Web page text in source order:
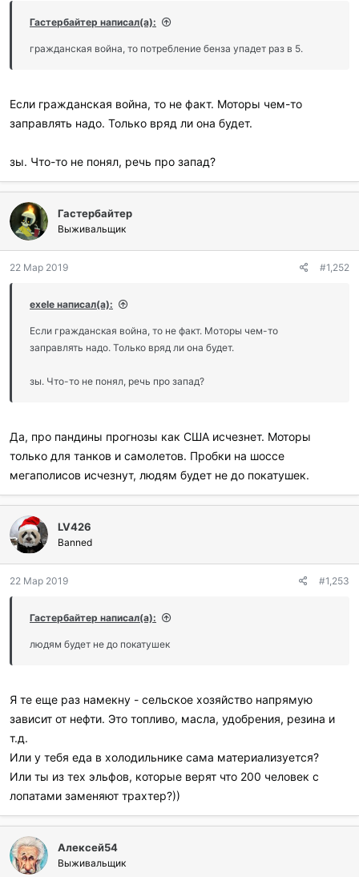
и
и
Гастербайтер написал(а):
гражданская война, то потребление бенза упадет раз в 5.
Если гражданская война, то не факт. Моторы чем-то
заправлять надо. Только вряд ли она будет.
зы. Что-то не понял, речь про запад?
Гастербайтер
Выживальщик
22 Мар 2019 #1,252
exele написал(а):
Если гражданская война, то не факт. Моторы чем-то
заправлять надо. Только вряд ли она будет.
зы. Что-то не понял, речь про запад?
Да, про пандины прогнозы как США исчезнет. Моторы
только для танков и самолетов. Пробки на шоссе
мегаполисов исчезнут, людям будет не до покатушек.
LV426
Banned
22 Мар 2019 #1,253
Гастербайтер написал(а):
людям будет не до покатушек
Я те еще раз намекну - сельское хозяйство напрямую
зависит от нефти. Это топливо, масла, удобрения, резина и
т.д.
Или у тебя еда в холодильнике сама материализуется?
Или ты из тех эльфов, которые верят что 200 человек с
лопатами заменяют трахтер?))
Алексей54
Выживальщик